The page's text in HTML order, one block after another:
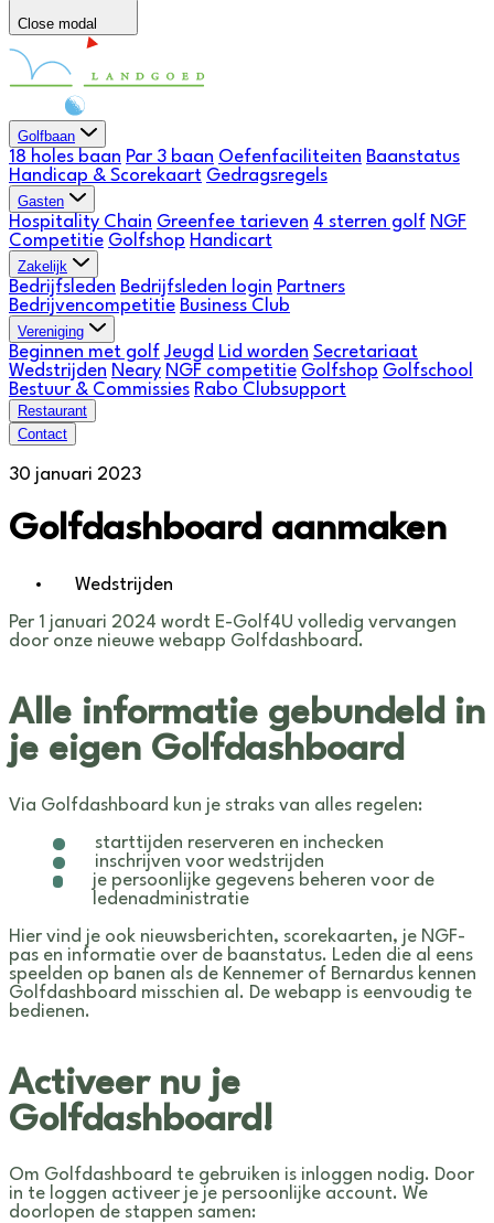
Close modal
Golfbaan
18 holes baan Par 3 baan Oefenfaciliteiten Baanstatus
Handicap & Scorekaart Gedragsregels
Gasten
Hospitality Chain Greenfee tarieven 4 sterren golf NGF
Competitie Golfshop Handicart
Zakelijk
Bedrijfsleden Bedrijfsleden login Partners
Bedrijvencompetitie Business Club
Vereniging
Beginnen met golf Jeugd Lid worden Secretariaat
Wedstrijden Neary NGF competitie Golfshop Golfschool
Bestuur & Commissies Rabo Clubsupport
Restaurant
Contact
30 januari 2023
Golfdashboard aanmaken
Wedstrijden
Per 1 januari 2024 wordt E-Golf4U volledig vervangen
door onze nieuwe webapp Golfdashboard.
Alle informatie gebundeld in
je eigen Golfdashboard
Via Golfdashboard kun je straks van alles regelen:
starttijden reserveren en inchecken
inschrijven voor wedstrijden
je persoonlijke gegevens beheren voor de
ledenadministratie
Hier vind je ook nieuwsberichten, scorekaarten, je NGF-
pas en informatie over de baanstatus. Leden die al eens
speelden op banen als de Kennemer of Bernardus kennen
Golfdashboard misschien al. De webapp is eenvoudig te
bedienen.
Activeer nu je
Golfdashboard!
Om Golfdashboard te gebruiken is inloggen nodig. Door
in te loggen activeer je je persoonlijke account. We
doorlopen de stappen samen: